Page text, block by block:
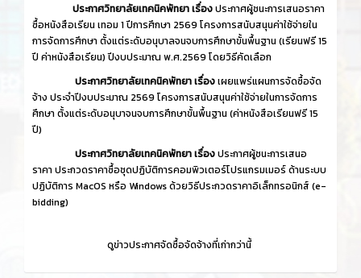
ประกาศวิทยาลัยเทคนิคพัทยา เรื่องประกาศผู้ชนะการเสนอราคา
ซื้อหนังสือเรียน เทอม 1 ปีการศึกษา 2569 โครงการสนับสนุนค่าใช้จ่ายใน
การจัดการศึกษา ตั้งแต่ระดับอนุบาลจนจบการศึกษาขั้นพื้นฐาน (เรียนฟรี 15
ปี ค่าหนังสือเรียน) ปีงบประมาณ พ.ศ.2569 โดยวิธีคัดเลือก
ประกาศวิทยาลัยเทคนิคพัทยา เรื่องเผยแพร่แผนการจัดซื้อจัด
จ้าง ประจำปีงบประมาณ 2569 โครงการสนับสนุนค่าใช้จ่ายในการจัดการ
ศึกษา ตั้งแต่ระดับอนุบาจนจบการศึกษาขั้นพื้นฐาน (ค่าหนังสือเรียนฟรี 15
ปี)
ประกาศวิทยาลัยเทคนิคพัทยา เรื่องประกาศผู้ชนะการเสนอ
ราคา ประกวดราคาซื้อชุดปฏิบัติการคอมพิวเตอร์โปรแกรมเมอร์ ด้านระบบ
ปฏิบัติการ MacOS หรือ Windows ด้วยวิธีประกวดราคาอิเล็กทรอนิกส์ (e-
bidding)
ดูข่าวประกาศจัดซื้อจัดจ้างที่เก่ากว่านี้